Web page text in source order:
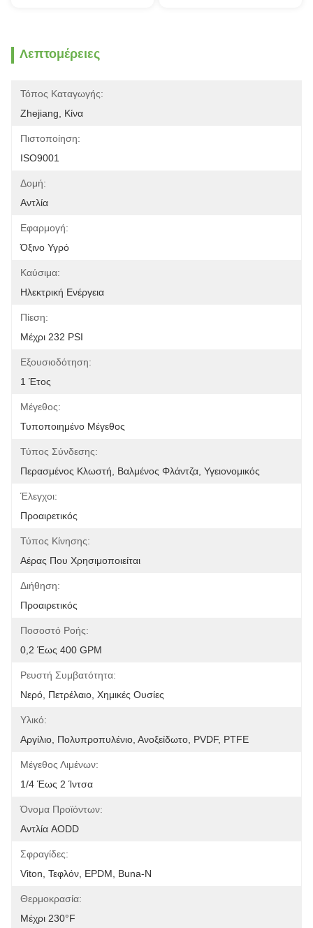
Λεπτομέρειες
Τόπος Καταγωγής:
Zhejiang, Κίνα
Πιστοποίηση:
ISO9001
Δομή:
Αντλία
Εφαρμογή:
Όξινο Υγρό
Καύσιμα:
Ηλεκτρική Ενέργεια
Πίεση:
Μέχρι 232 PSI
Εξουσιοδότηση:
1 Έτος
Μέγεθος:
Τυποποιημένο Μέγεθος
Τύπος Σύνδεσης:
Περασμένος Κλωστή, Βαλμένος Φλάντζα, Υγειονομικός
Έλεγχοι:
Προαιρετικός
Τύπος Κίνησης:
Αέρας Που Χρησιμοποιείται
Διήθηση:
Προαιρετικός
Ποσοστό Ροής:
0,2 Έως 400 GPM
Ρευστή Συμβατότητα:
Νερό, Πετρέλαιο, Χημικές Ουσίες
Υλικό:
Αργίλιο, Πολυπροπυλένιο, Ανοξείδωτο, PVDF, PTFE
Μέγεθος Λιμένων:
1/4 Έως 2 Ίντσα
Όνομα Προϊόντων:
Αντλία AODD
Σφραγίδες:
Viton, Τεφλόν, EPDM, Buna-Ν
Θερμοκρασία:
Μέχρι 230°F